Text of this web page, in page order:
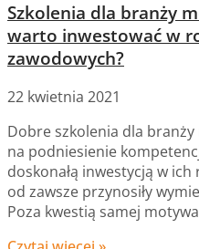
Szkolenia dla branży
warto inwestować w
zawodowych?
22 kwietnia 2021
Dobre szkolenia dla
na podniesienie
doskonałą inwestycją w ich
od zawsze przynosiły
Poza kwestią samej